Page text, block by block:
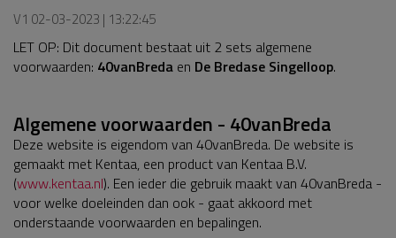
V1 02-03-2023 | 13:22:45
LET OP: Dit document bestaat uit 2 sets algemene
voorwaarden: 40vanBreda en De Bredase Singelloop.
Algemene voorwaarden - 40vanBreda
Deze website is eigendom van 40vanBreda. De website is
gemaakt met Kentaa, een product van Kentaa B.V.
(www.kentaa.nl). Een ieder die gebruik maakt van 40vanBreda -
voor welke doeleinden dan ook - gaat akkoord met
onderstaande voorwaarden en bepalingen.